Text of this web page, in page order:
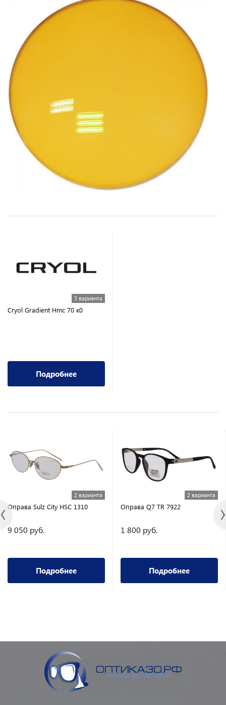
3 варианта
Cryol Gradient Hmc 70 к0
Подробнее
2 варианта
Оправа Sulz City HSC 1310
9 050 руб.
Подробнее
2 варианта
Оправа Q7 TR 7922
1 800 руб.
Подробнее